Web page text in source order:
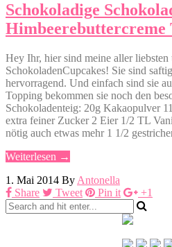
Schokoladige
Himbeerebuttercreme
Hey Ihr, hier sind meine aller liebsten
SchokoladenCupcakes! Sie sind
hervorragend. Und einfach sind sie
Topping bekommen sie noch den
Schokoladenteig: 20g Kakaopulver
extra feiner Zucker 2 Eier 1/2 TL
nötig auch etwas mehr 1 1/2
Weiterlesen →
1. Mai 2014 By Antonella
Share
Tweet Pin it +1